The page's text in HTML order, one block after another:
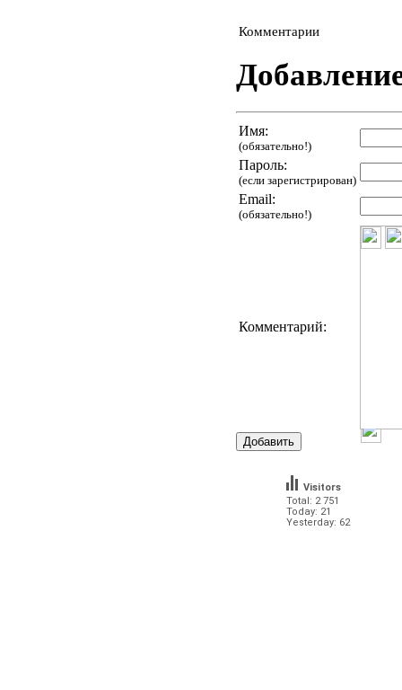
Комментарии
Имя:
(обязательно!)
Пароль:
(если зарегистрирован)
Email:
(обязательно!)
Комментарий:
Total: 2 751
Today: 21
Yesterday: 62
Visitors